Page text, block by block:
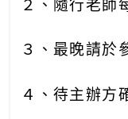
２、隨行老師
３、最晚請於
４、待主辦方